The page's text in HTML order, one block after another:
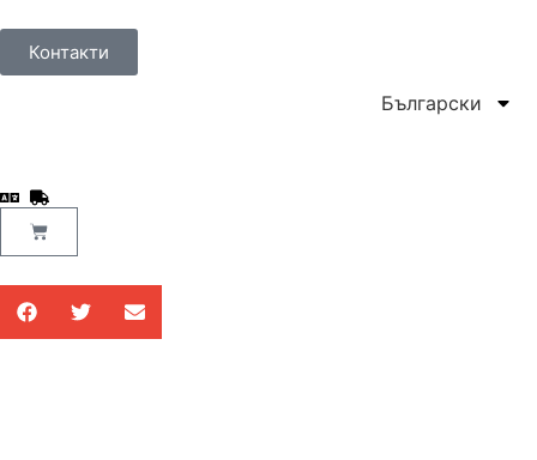
Контакти
Български